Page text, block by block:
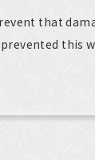
that
this